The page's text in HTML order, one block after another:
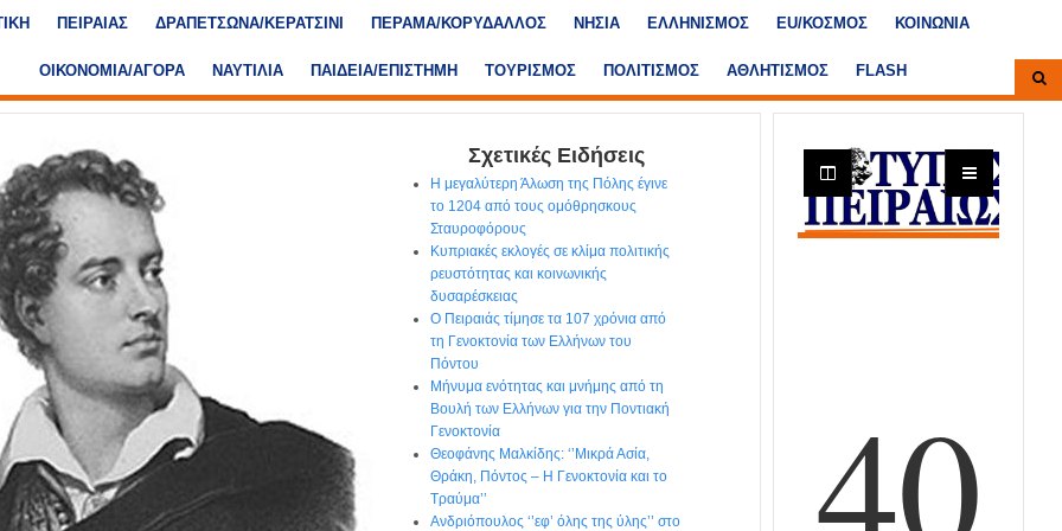
ΠΕΙΡΑΙΑΣ ΔΡΑΠΕΤΣΩΝΑ/ΚΕΡΑΤΣΙΝΙ ΠΕΡΑΜΑ/ΚΟΡΥΔΑΛΛΟΣ ΝΗΣΙΑ ΕΛΛΗΝΙΣΜΟΣ ΕU/ΚΟΣΜΟΣ ΚΟΙΝΩΝΙΑ
ΟΙΚΟΝΟΜΙΑ/ΑΓΟΡΑ ΝΑΥΤΙΛΙΑ ΠΑΙΔΕΙΑ/ΕΠΙΣΤΗΜΗ ΤΟΥΡΙΣΜΟΣ ΠΟΛΙΤΙΣΜΟΣ ΑΘΛΗΤΙΣΜΟΣ FLASH
Σχετικές Ειδήσεις
Η μεγαλύτερη Άλωση της Πόλης έγινε
το 1204 από τους ομόθρησκους
Σταυροφόρους
Κυπριακές εκλογές σε κλίμα πολιτικής
ρευστότητας και κοινωνικής
δυσαρέσκειας
Ο Πειραιάς τίμησε τα 107 χρόνια από
τη Γενοκτονία των Ελλήνων του
Πόντου
Μήνυμα ενότητας και μνήμης από τη
Βουλή των Ελλήνων για την Ποντιακή
Γενοκτονία
Θεοφάνης Μαλκίδης: ‘’Μικρά Ασία,
Θράκη, Πόντος – H Γενοκτονία και το
Τραύμα’’
Ανδριόπουλος ‘’εφ’ όλης της ύλης’’ στο